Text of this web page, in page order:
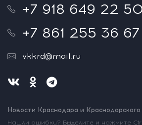
+7 918 649 22 50
+7 861 255 36 67
vkkrd@mail.ru
Новости Краснодара и Краснодарского
Нашли ошибку? Выделите и нажмите